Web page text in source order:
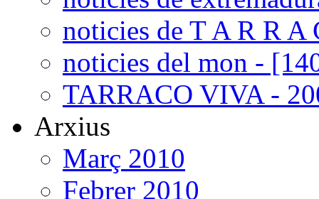
noticies de T A R R A
noticies del mon -
TARRACO VIVA -
Arxius
Març 2010
Febrer 2010